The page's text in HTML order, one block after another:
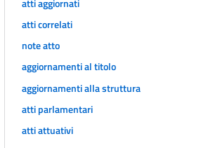
38
39
40
41
42
43
atti aggiornati
atti correlati
note atto
aggiornamenti al titolo
aggiornamenti alla struttura
atti parlamentari
atti attuativi